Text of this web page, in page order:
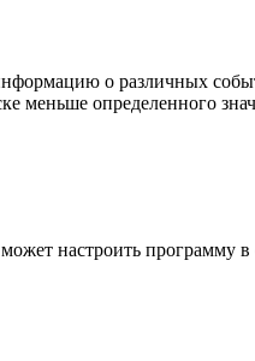
о различных
меньше определенного
настроить программу